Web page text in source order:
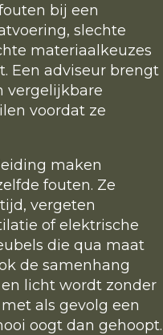
bij een
slechte
materiaalkeuzes
Een adviseur brengt
vergelijkbare
voordat ze
maken
fouten. Ze
vergeten
of elektrische
die qua maat
de samenhang
licht wordt zonder
als gevolg een
oogt dan gehoopt.